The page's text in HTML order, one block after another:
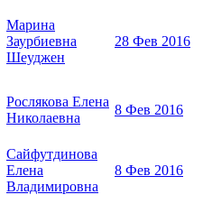
Марина
Заурбиевна
Шеуджен
28 Фев 2016
Рослякова Елена
Николаевна
8 Фев 2016
Сайфутдинова
Елена
Владимировна
8 Фев 2016